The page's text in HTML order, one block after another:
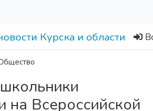
на Всероссийской